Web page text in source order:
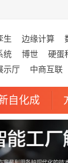
生 边缘计算
统 博世 硬蛋
示厅 中商互联
自化成